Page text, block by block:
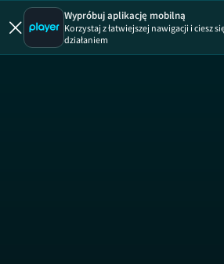
Wypróbuj aplikację mobilną
Korzystaj z łatwiejszej nawigacji i ciesz
działaniem